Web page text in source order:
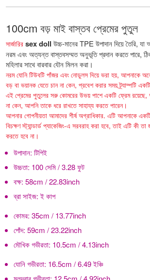
100cm বড় মাই বাস্তব প্রেমের পুতুল
সার্জারির sex doll উচ্চ-মানের TPE উপাদান দিয়ে তৈরি, যা
নরম এবং অত্যন্ত বাস্তবসম্মত অনুভূতি প্রদান করতে পারে,
মহিলার সাথে বারবার যৌন মিলন করা।
নরম যোনি টিউবটি পাঁজর এবং নোডুলস দিয়ে ভরা হয়, আপনাকে
বড় বা ভয়ানক যেতে চান না কেন, প্রবেশ করার সময় ট্র্যাম্পটি
এই প্রেমের পুতুলের সরু কোমরের উভয় পাশে একটি ফ্রেম
না কেন, আপনি তাকে ধরে রাখতে সাহায্য করতে পারেন।
আপনার গোপনীয়তা আমাদের শীর্ষ অগ্রাধিকার. এটি আপনাকে
বিচক্ষণ স্ট্যান্ডার্ড প্যাকেজিং-এ সরবরাহ করা হবে, তাই এটি কী
করতে হবে না।
উপাদান: টিপিই
উচ্চতা: 100 সেমি / 3.28 ফুট
বক্ষ: 58cm / 22.83inch
ব্রা সাইজ:ই কাপ
কোমর: 35cm / 13.77inch
পোঁদ: 59cm / 23.22inch
মৌখিক গভীরতা: 10.5cm / 4.13inch
যোনি গভীরতা: 16.5cm / 6.49 ইঞ্চি